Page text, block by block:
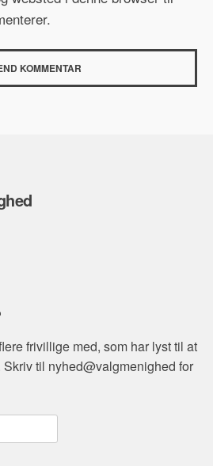
frivillige med, som har lyst til at
til nyhed@valgmenighed for